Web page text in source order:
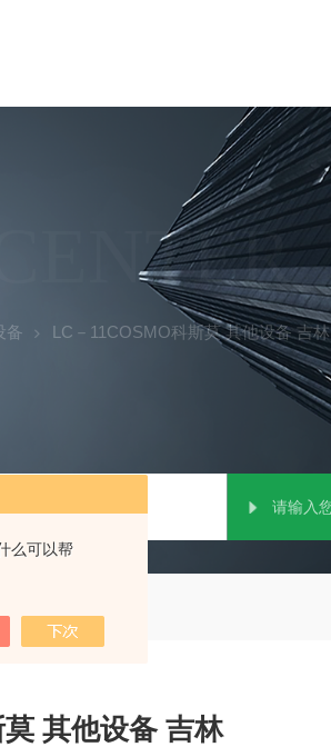
么可以帮
备 LC－11COSMO科斯莫 其他设备 吉林
其他设备 吉林